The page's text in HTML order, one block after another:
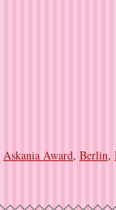
Askania Award, Berlin,